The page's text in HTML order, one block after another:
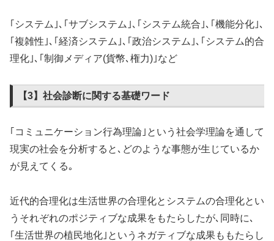
｢システム｣､｢サブシステム｣､｢システム統合｣､｢機能分化｣､
｢複雑性｣､｢経済システム｣､｢政治システム｣､｢システム的合
理化｣､｢制御メディア(貨幣､権力)｣など
【3】社会診断に関する基礎ワード
｢コミュニケーション行為理論｣という社会学理論を通して
現実の社会を分析すると､どのような事態が生じているか
が見えてくる｡
近代的合理化は生活世界の合理化とシステムの合理化とい
うそれぞれのポジティブな成果をもたらしたが､同時に､
｢生活世界の植民地化｣というネガティブな成果ももたらし